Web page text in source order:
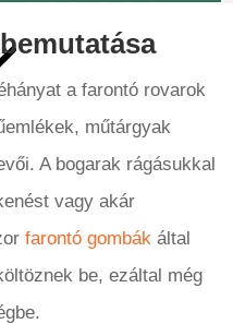
a farontó rovarok
műtárgyak
A bogarak rágásukkal
vagy akár
farontó gombák által
be, ezáltal még